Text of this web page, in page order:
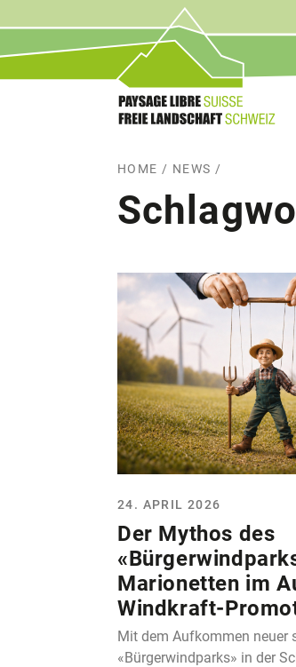
HOME / NEWS /
24. APRIL 2026
Der Mythos des
Marionetten im
Windkraft-
Mit dem Aufkommen neuer
«Bürgerwindparks» in der